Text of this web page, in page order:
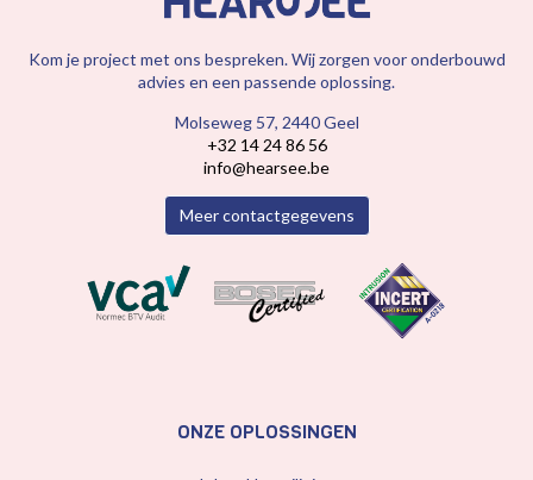
Kom je project met ons bespreken. Wij zorgen voor onderbouwd
advies en een passende oplossing.
Molseweg 57, 2440 Geel
+32 14 24 86 56
info@hearsee.be
Meer contactgegevens
ONZE OPLOSSINGEN